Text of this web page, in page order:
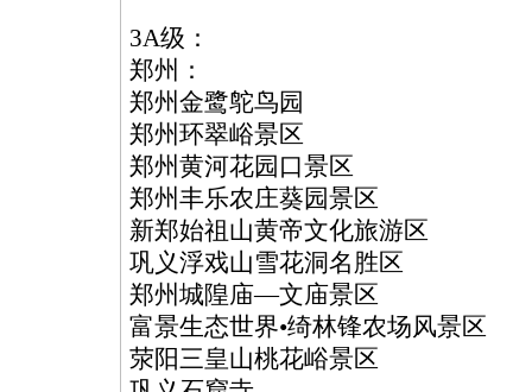
3A级：
郑州：
郑州金鹭鸵鸟园
郑州环翠峪景区
郑州黄河花园口景区
郑州丰乐农庄葵园景区
新郑始祖山黄帝文化旅游区
巩义浮戏山雪花洞名胜区
郑州城隍庙—文庙景区
富景生态世界•绮林锋农场风景区
荥阳三皇山桃花峪景区